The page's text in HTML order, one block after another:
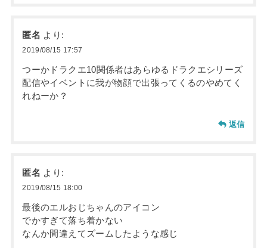
匿名 より:
2019/08/15 17:57
つーかドラクエ10関係者はあらゆるドラクエシリーズ
配信やイベントに我が物顔で出張ってくるのやめてく
れねーか？
返信
匿名 より:
2019/08/15 18:00
最後のエルおじちゃんのアイコン
でかすぎて落ち着かない
なんか間違えてズームしたような感じ